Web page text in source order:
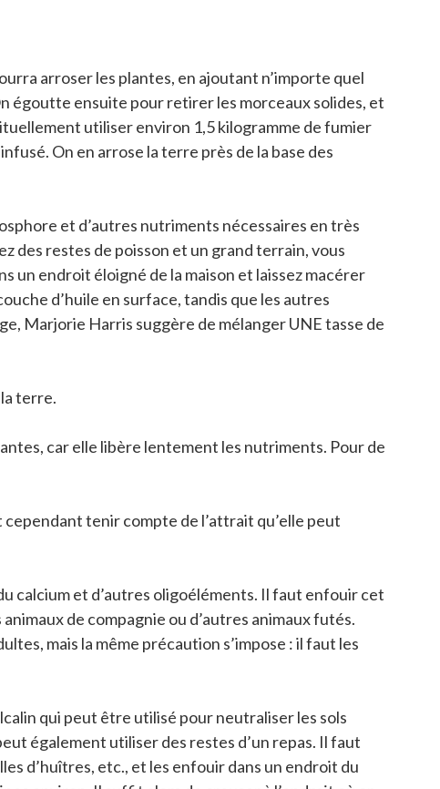
arroser les plantes, en ajoutant n’importe quel
égoutte ensuite pour retirer les morceaux solides, et
utiliser environ 1,5 kilogramme de fumier
On en arrose la terre près de la base des
et d’autres nutriments nécessaires en très
des restes de poisson et un grand terrain, vous
un endroit éloigné de la maison et laissez macérer
d’huile en surface, tandis que les autres
Marjorie Harris suggère de mélanger UNE tasse de
terre.
car elle libère lentement les nutriments. Pour de
tenir compte de l’attrait qu’elle peut
calcium et d’autres oligoéléments. Il faut enfouir cet
de compagnie ou d’autres animaux futés.
mais la même précaution s’impose : il faut les
qui peut être utilisé pour neutraliser les sols
également utiliser des restes d’un repas. Il faut
d’huîtres, etc., et les enfouir dans un endroit du